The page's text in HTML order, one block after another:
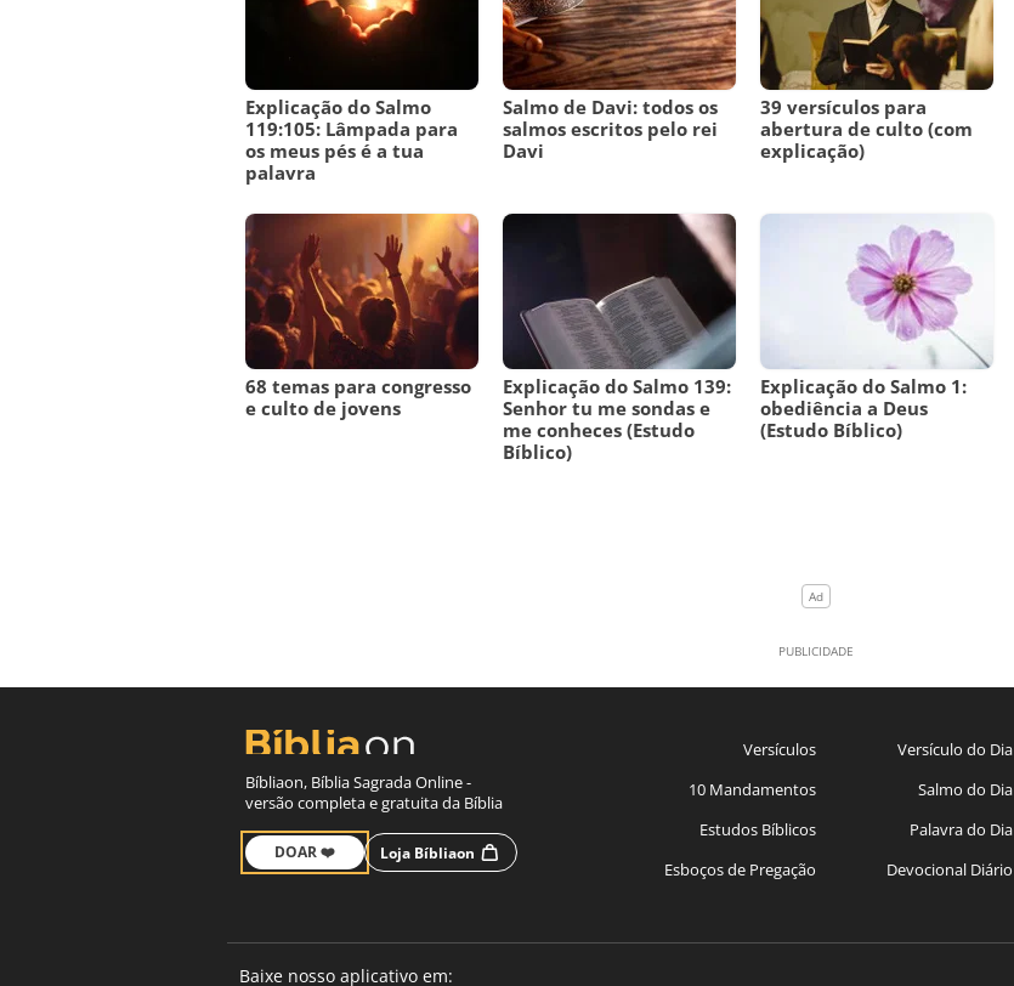
Explicação do Salmo
119:105: Lâmpada para
os meus pés é a tua
palavra
Salmo de Davi: todos os
salmos escritos pelo rei
Davi
39 versículos para
abertura de culto (com
explicação)
68 temas para congresso
e culto de jovens
Explicação do Salmo 139:
Senhor tu me sondas e
me conheces (Estudo
Bíblico)
Explicação do Salmo 1:
obediência a Deus
(Estudo Bíblico)
Bíbliaon, Bíblia Sagrada Online -
versão completa e gratuita da Bíblia
DOAR ❤️ Loja Bíbliaon
Versículos
10 Mandamentos
Estudos Bíblicos
Esboços de Pregação
Versículo do Dia
Salmo do Dia
Palavra do Dia
Devocional Diário
Baixe nosso aplicativo em: